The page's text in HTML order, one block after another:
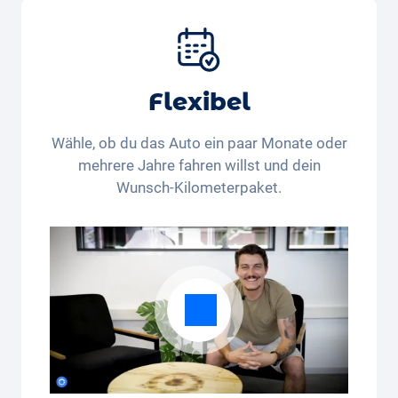
Flexibel
Wähle, ob du das Auto ein paar Monate oder
mehrere Jahre fahren willst und dein
Wunsch-Kilometerpaket.